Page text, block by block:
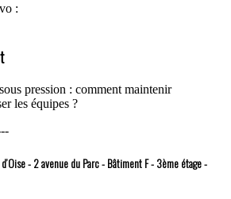
:
pression : comment maintenir
les équipes ?
- 2 avenue du Parc - Bâtiment F - 3ème étage -